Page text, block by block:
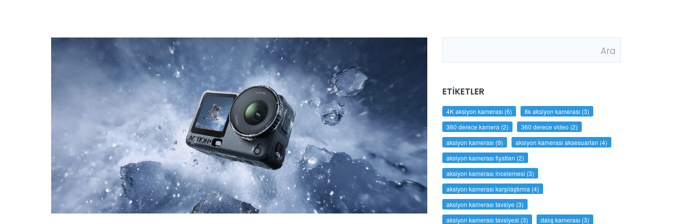
ETIKETLER
4K aksiyon kamerası (6) 8k aksiyon kamerası (3)
360 derece kamera (2) 360 derece video (2)
aksiyon kamerası (9) aksiyon kamerası aksesuarları (4)
aksiyon kamerası fiyatları (2)
aksiyon kamerası incelemesi (3)
aksiyon kamerası karşılaştırma (4)
aksiyon kamerası tavsiye (3)
aksiyon kamerası tavsiyesi (3) dalış kamerası (3)